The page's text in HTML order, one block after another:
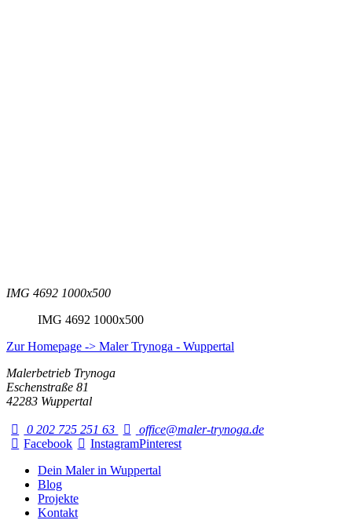
IMG 4692 1000x500
IMG 4692 1000x500
Zur Homepage -> Maler Trynoga - Wuppertal
Malerbetrieb Trynoga
Eschenstraße 81
42283 Wuppertal
0 202 725 251 63
office@maler-trynoga.de
Facebook
InstagramPinterest
Dein Maler in Wuppertal
Blog
Projekte
Kontakt